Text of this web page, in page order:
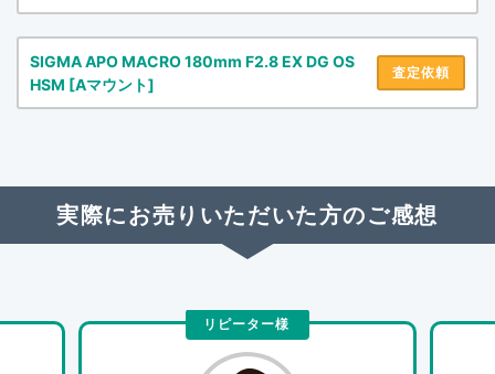
SIGMA APO MACRO 180mm F2.8 EX DG OS
HSM [Aマウント]
査定依頼
実際にお売りいただいた方のご感想
リピーター様